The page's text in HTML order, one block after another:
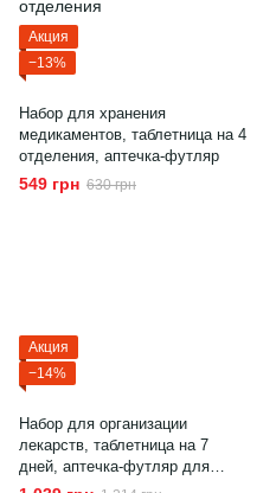
Акция
−13%
Набор для хранения
медикаментов, таблетница на 4
отделения, аптечка-футляр
549 грн 630 грн
Акция
−14%
Набор для организации
лекарств, таблетница на 7
дней, аптечка-футляр для
медикаментов